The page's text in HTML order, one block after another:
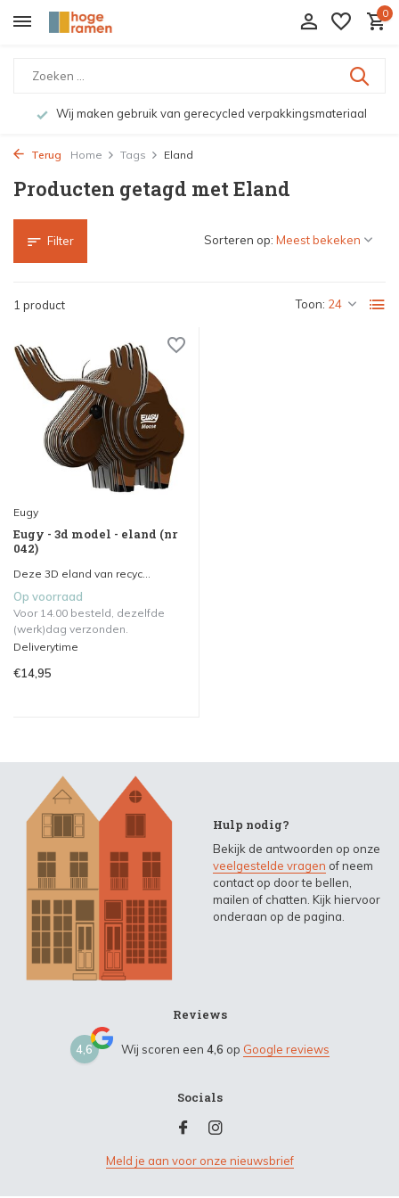
0
Wij maken gebruik van gerecycled verpakkingsmateriaal
Terug Home Tags Eland
Producten getagd met Eland
Filter
1 product Toon:
Sorteren op:
Eugy
Eugy - 3d model - eland (nr
042)
Deze 3D eland van recyc...
Op voorraad
Voor 14.00 besteld, dezelfde
(werk)dag verzonden.
Deliverytime
€14,95
Hulp nodig?
Bekijk de antwoorden op onze
veelgestelde vragen of neem
contact op door te bellen,
mailen of chatten. Kijk hiervoor
onderaan op de pagina.
Reviews
4,6 Wij scoren een 4,6 op Google reviews
Socials
Meld je aan voor onze nieuwsbrief